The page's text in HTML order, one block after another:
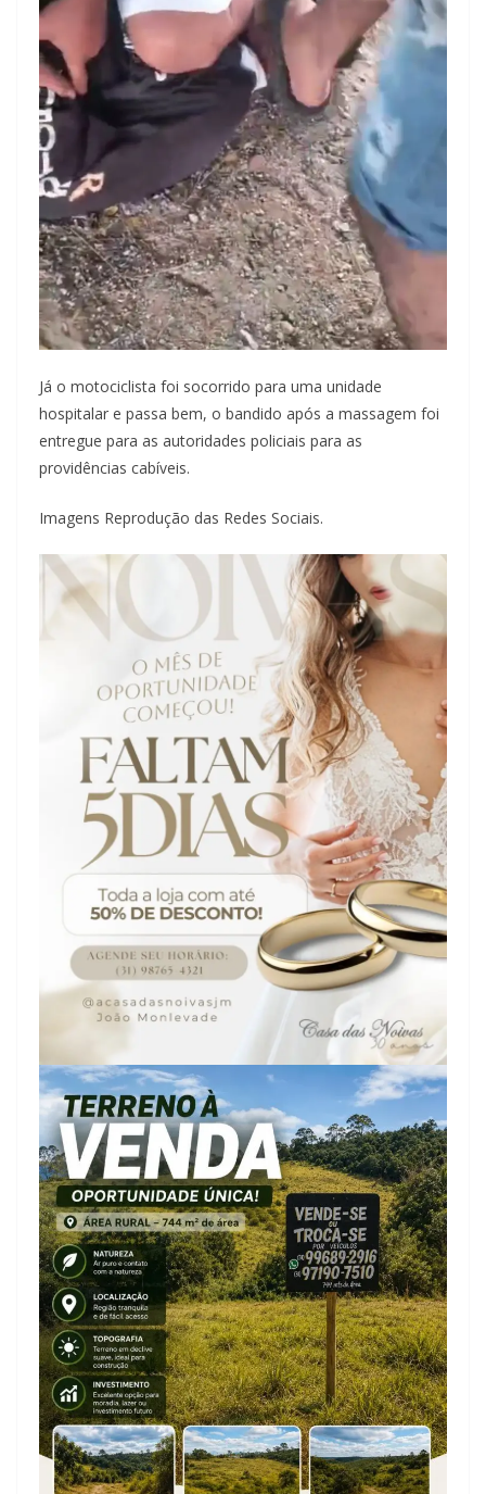
Já o motociclista foi socorrido para uma unidade
hospitalar e passa bem, o bandido após a massagem foi
entregue para as autoridades policiais para as
providências cabíveis.
Imagens Reprodução das Redes Sociais.